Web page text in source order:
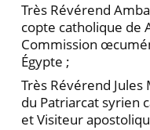
Très Révérend
copte catholique de
Commission
Égypte ;
Très Révérend
du Patriarcat syrien
et Visiteur